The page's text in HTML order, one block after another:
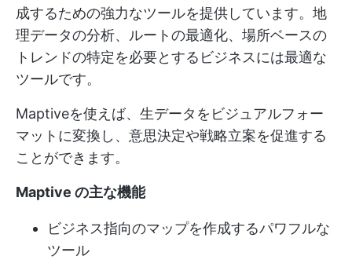
成するための強力なツールを提供しています。地
理データの分析、ルートの最適化、場所ベースの
トレンドの特定を必要とするビジネスには最適な
ツールです。
Maptiveを使えば、生データをビジュアルフォー
マットに変換し、意思決定や戦略立案を促進する
ことができます。
Maptive の主な機能
ビジネス指向のマップを作成するパワフルな
ツール